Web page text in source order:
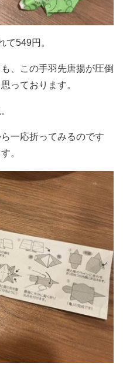
て549円。
、この手羽先唐揚が圧倒
っております。
一応折ってみるのです
。